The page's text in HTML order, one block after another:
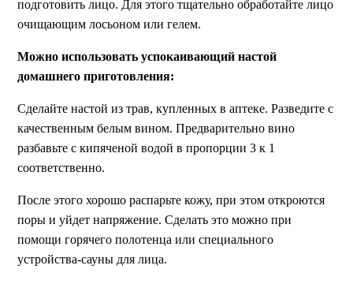
подготовить лицо. Для этого тщательно обработайте лицо
очищающим лосьоном или гелем.
Можно использовать успокаивающий настой
домашнего приготовления:
Сделайте настой из трав, купленных в аптеке. Разведите с
качественным белым вином. Предварительно вино
разбавьте с кипяченой водой в пропорции 3 к 1
соответственно.
После этого хорошо распарьте кожу, при этом откроются
поры и уйдет напряжение. Сделать это можно при
помощи горячего полотенца или специального
устройства-сауны для лица.